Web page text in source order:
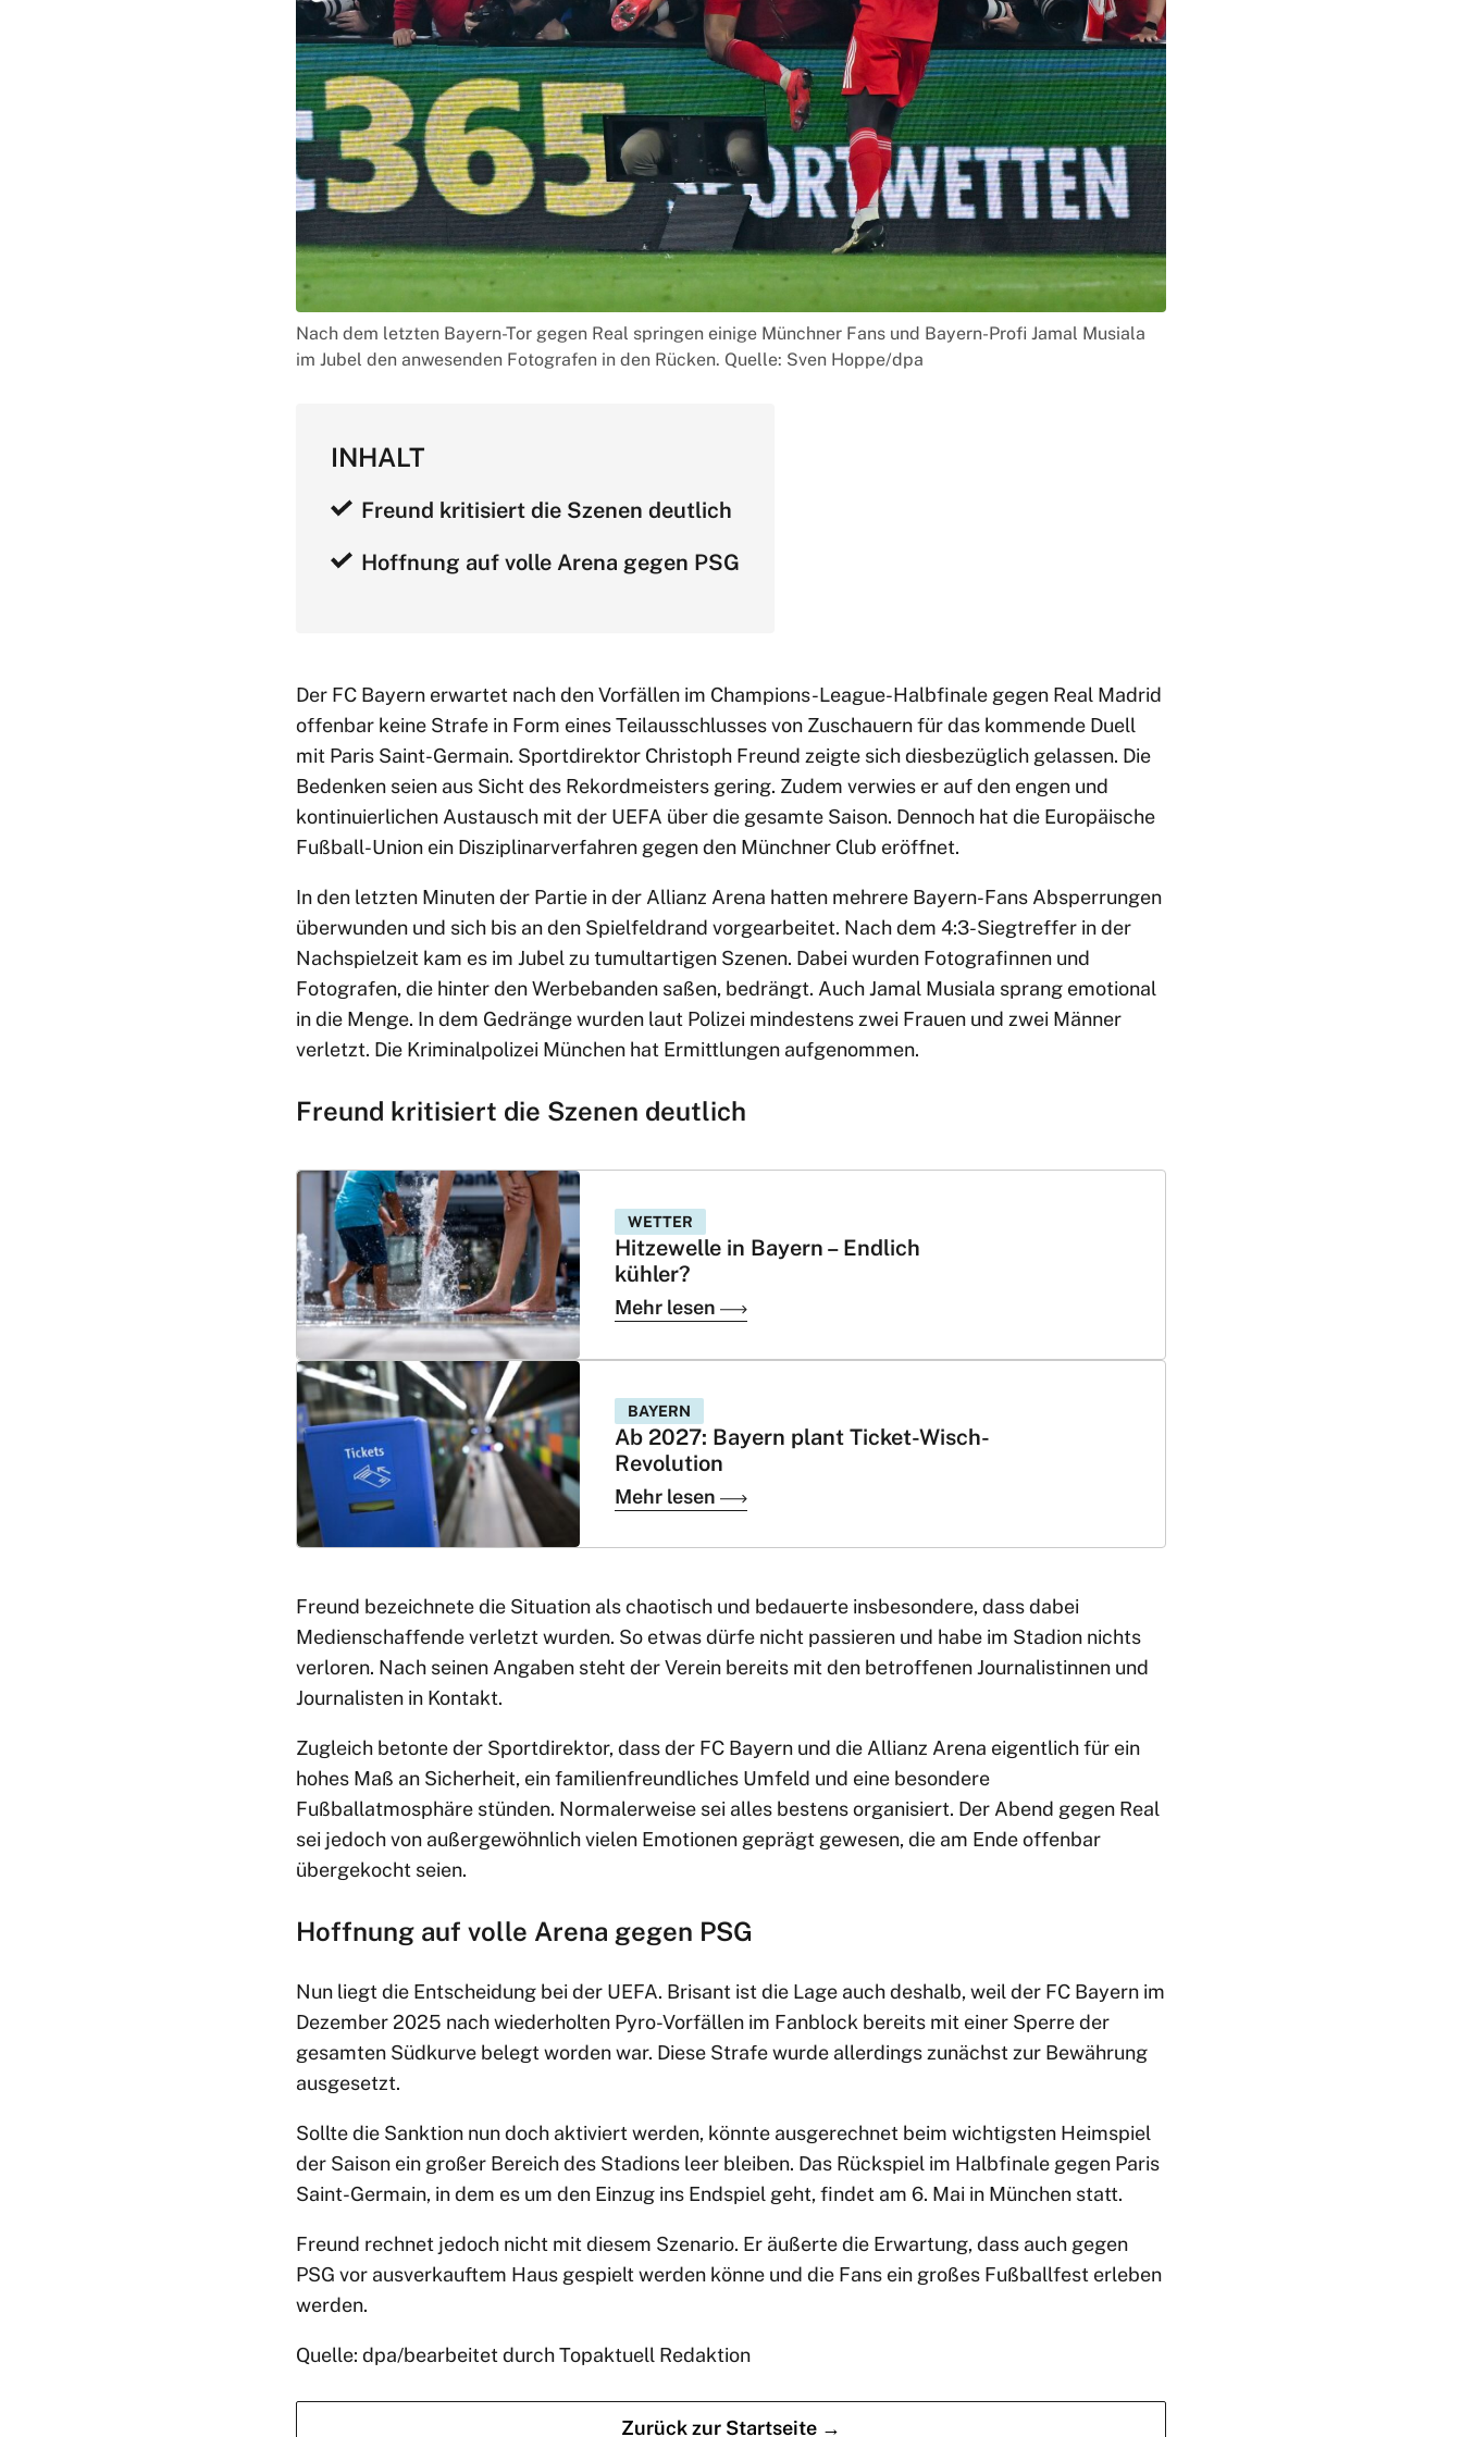
Nach dem letzten Bayern-Tor gegen Real springen einige Münchner Fans und Bayern-Profi Jamal Musiala
im Jubel den anwesenden Fotografen in den Rücken. Quelle: Sven Hoppe/dpa
INHALT
Freund kritisiert die Szenen deutlich
Hoffnung auf volle Arena gegen PSG
Der FC Bayern erwartet nach den Vorfällen im Champions-League-Halbfinale gegen Real Madrid
offenbar keine Strafe in Form eines Teilausschlusses von Zuschauern für das kommende Duell
mit Paris Saint-Germain. Sportdirektor Christoph Freund zeigte sich diesbezüglich gelassen. Die
Bedenken seien aus Sicht des Rekordmeisters gering. Zudem verwies er auf den engen und
kontinuierlichen Austausch mit der UEFA über die gesamte Saison. Dennoch hat die Europäische
Fußball-Union ein Disziplinarverfahren gegen den Münchner Club eröffnet.
In den letzten Minuten der Partie in der Allianz Arena hatten mehrere Bayern-Fans Absperrungen
überwunden und sich bis an den Spielfeldrand vorgearbeitet. Nach dem 4:3-Siegtreffer in der
Nachspielzeit kam es im Jubel zu tumultartigen Szenen. Dabei wurden Fotografinnen und
Fotografen, die hinter den Werbebanden saßen, bedrängt. Auch Jamal Musiala sprang emotional
in die Menge. In dem Gedränge wurden laut Polizei mindestens zwei Frauen und zwei Männer
verletzt. Die Kriminalpolizei München hat Ermittlungen aufgenommen.
Freund kritisiert die Szenen deutlich
WETTER
Hitzewelle in Bayern – Endlich
kühler?
Mehr lesen
BAYERN
Ab 2027: Bayern plant Ticket-Wisch-
Revolution
Mehr lesen
Freund bezeichnete die Situation als chaotisch und bedauerte insbesondere, dass dabei
Medienschaffende verletzt wurden. So etwas dürfe nicht passieren und habe im Stadion nichts
verloren. Nach seinen Angaben steht der Verein bereits mit den betroffenen Journalistinnen und
Journalisten in Kontakt.
Zugleich betonte der Sportdirektor, dass der FC Bayern und die Allianz Arena eigentlich für ein
hohes Maß an Sicherheit, ein familienfreundliches Umfeld und eine besondere
Fußballatmosphäre stünden. Normalerweise sei alles bestens organisiert. Der Abend gegen Real
sei jedoch von außergewöhnlich vielen Emotionen geprägt gewesen, die am Ende offenbar
übergekocht seien.
Hoffnung auf volle Arena gegen PSG
Nun liegt die Entscheidung bei der UEFA. Brisant ist die Lage auch deshalb, weil der FC Bayern im
Dezember 2025 nach wiederholten Pyro-Vorfällen im Fanblock bereits mit einer Sperre der
gesamten Südkurve belegt worden war. Diese Strafe wurde allerdings zunächst zur Bewährung
ausgesetzt.
Sollte die Sanktion nun doch aktiviert werden, könnte ausgerechnet beim wichtigsten Heimspiel
der Saison ein großer Bereich des Stadions leer bleiben. Das Rückspiel im Halbfinale gegen Paris
Saint-Germain, in dem es um den Einzug ins Endspiel geht, findet am 6. Mai in München statt.
Freund rechnet jedoch nicht mit diesem Szenario. Er äußerte die Erwartung, dass auch gegen
PSG vor ausverkauftem Haus gespielt werden könne und die Fans ein großes Fußballfest erleben
werden.
Quelle: dpa/bearbeitet durch Topaktuell Redaktion
Zurück zur Startseite →